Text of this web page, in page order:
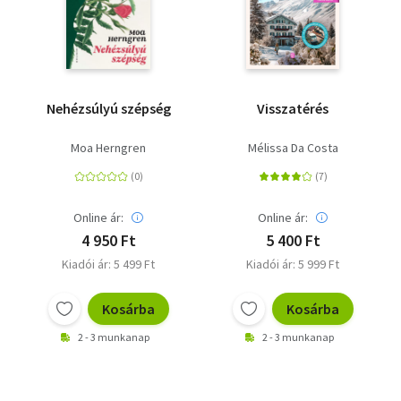
Min Jin Leet is beválasztja az Adweek Creative magazin a
"10 író és szerkesztő, akik hatással voltak a nemzetközi
párbeszédre" című listájára.
Nehézsúlyú szépség
Moa Herngren
Online ár:
4 950 Ft
Kiadói ár: 5 499 Ft
Kosárba
2 - 3 munkanap
Visszatérés
Mélissa Da Costa
Online ár:
5 400 Ft
Kiadói ár: 5 999 Ft
Kosárba
2 - 3 munkanap